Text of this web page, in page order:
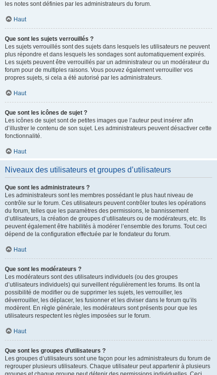
les notes sont définies par les administrateurs du forum.
Haut
Que sont les sujets verrouillés ?
Les sujets verrouillés sont des sujets dans lesquels les utilisateurs ne peuvent
plus répondre et dans lesquels les sondages sont automatiquement expirés.
Les sujets peuvent être verrouillés par un administrateur ou un modérateur du
forum pour de multiples raisons. Vous pouvez également verrouiller vos
propres sujets, si cela a été autorisé par les administrateurs.
Haut
Que sont les icônes de sujet ?
Les icônes de sujet sont de petites images que l’auteur peut insérer afin
d’illustrer le contenu de son sujet. Les administrateurs peuvent désactiver cette
fonctionnalité.
Haut
Niveaux des utilisateurs et groupes d’utilisateurs
Que sont les administrateurs ?
Les administrateurs sont les membres possédant le plus haut niveau de
contrôle sur le forum. Ces utilisateurs peuvent contrôler toutes les opérations
du forum, telles que les paramètres des permissions, le bannissement
d’utilisateurs, la création de groupes d’utilisateurs ou de modérateurs, etc. Ils
peuvent également être habilités à modérer l’ensemble des forums. Tout ceci
dépend de la configuration effectuée par le fondateur du forum.
Haut
Que sont les modérateurs ?
Les modérateurs sont des utilisateurs individuels (ou des groupes
d’utilisateurs individuels) qui surveillent régulièrement les forums. Ils ont la
possibilité de modifier ou de supprimer les sujets, les verrouiller, les
déverrouiller, les déplacer, les fusionner et les diviser dans le forum qu’ils
modèrent. En règle générale, les modérateurs sont présents pour que les
utilisateurs respectent les règles imposées sur le forum.
Haut
Que sont les groupes d’utilisateurs ?
Les groupes d’utilisateurs sont une façon pour les administrateurs du forum de
regrouper plusieurs utilisateurs. Chaque utilisateur peut appartenir à plusieurs